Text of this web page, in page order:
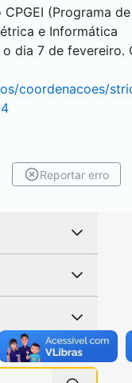
(Programa de
e Informática
dia 7 de fevereiro.
coordenacoes/
Reportar erro